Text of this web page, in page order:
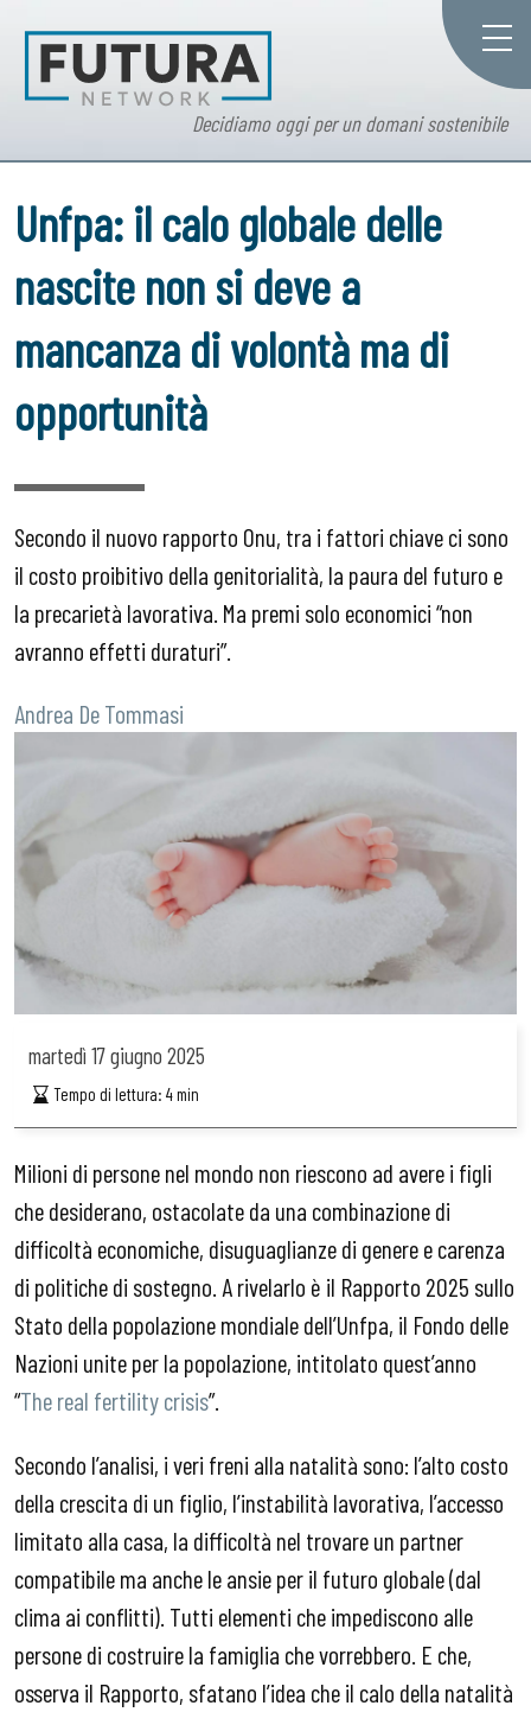
Decidiamo oggi per un domani sostenibile
Unfpa: il calo globale delle
nascite non si deve a
mancanza di volontà ma di
opportunità
Secondo il nuovo rapporto Onu, tra i fattori chiave ci sono
il costo proibitivo della genitorialità, la paura del futuro e
la precarietà lavorativa. Ma premi solo economici “non
avranno effetti duraturi”.
Andrea De Tommasi
martedì 17 giugno 2025
Tempo di lettura:4min
Milioni di persone nel mondo non riescono ad avere i figli
che desiderano, ostacolate da una combinazione di
difficoltà economiche, disuguaglianze di genere e carenza
di politiche di sostegno. A rivelarlo è il Rapporto 2025 sullo
Stato della popolazione mondiale dell’Unfpa, il Fondo delle
Nazioni unite per la popolazione, intitolato quest’anno
“The real fertility crisis”.
Secondo l’analisi, i veri freni alla natalità sono: l’alto costo
della crescita di un figlio, l’instabilità lavorativa, l’accesso
limitato alla casa, la difficoltà nel trovare un partner
compatibile ma anche le ansie per il futuro globale (dal
clima ai conflitti). Tutti elementi che impediscono alle
persone di costruire la famiglia che vorrebbero. E che,
osserva il Rapporto, sfatano l’idea che il calo della natalità